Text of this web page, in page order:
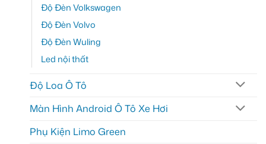
Độ Đèn Volkswagen
Độ Đèn Volvo
Độ Đèn Wuling
Led nội thất
Độ Loa Ô Tô
Màn Hình Android Ô Tô Xe Hơi
Phụ Kiện Limo Green